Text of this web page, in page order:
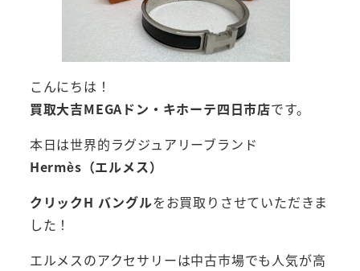
こんにちは！
買取大吉MEGAドン・キホーテ四日市店です。
本日は世界的ラグジュアリーブランド
Hermès（エルメス）
クリックH バングルをお買取りさせていただきま
した！
エルメスのアクセサリーは中古市場でも人気が高